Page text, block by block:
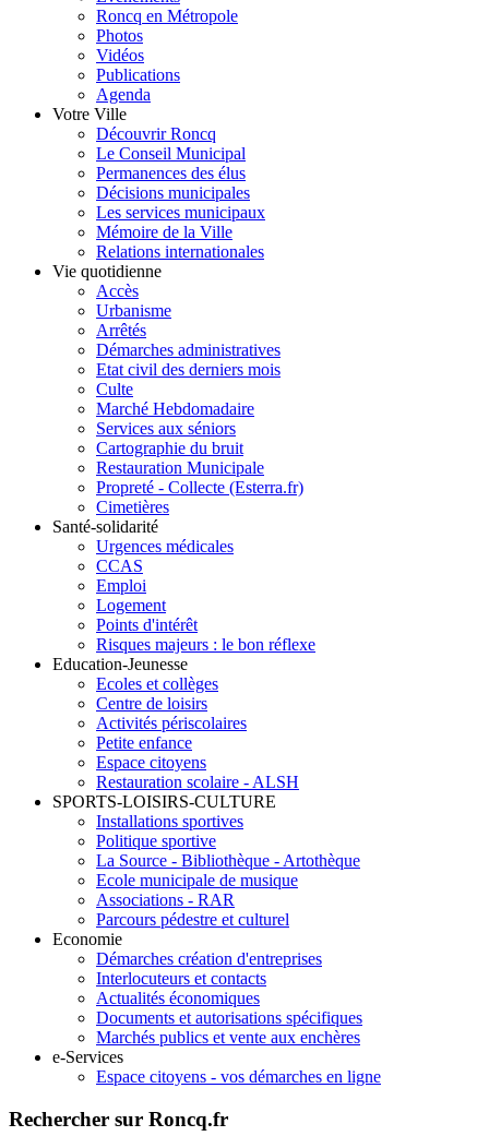
Roncq en Métropole
Photos
Vidéos
Publications
Agenda
Votre Ville
Découvrir Roncq
Le Conseil Municipal
Permanences des élus
Décisions municipales
Les services municipaux
Mémoire de la Ville
Relations internationales
Vie quotidienne
Accès
Urbanisme
Arrêtés
Démarches administratives
Etat civil des derniers mois
Culte
Marché Hebdomadaire
Services aux séniors
Cartographie du bruit
Restauration Municipale
Propreté - Collecte (Esterra.fr)
Cimetières
Santé-solidarité
Urgences médicales
CCAS
Emploi
Logement
Points d'intérêt
Risques majeurs : le bon réflexe
Education-Jeunesse
Ecoles et collèges
Centre de loisirs
Activités périscolaires
Petite enfance
Espace citoyens
Restauration scolaire - ALSH
SPORTS-LOISIRS-CULTURE
Installations sportives
Politique sportive
La Source - Bibliothèque - Artothèque
Ecole municipale de musique
Associations - RAR
Parcours pédestre et culturel
Economie
Démarches création d'entreprises
Interlocuteurs et contacts
Actualités économiques
Documents et autorisations spécifiques
Marchés publics et vente aux enchères
e-Services
Espace citoyens - vos démarches en ligne
Rechercher sur Roncq.fr